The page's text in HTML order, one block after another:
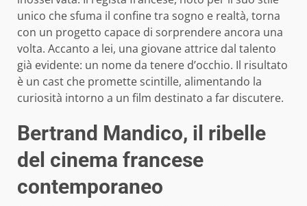
unico che sfuma il confine tra sogno e realtà, torna
con un progetto capace di sorprendere ancora una
volta. Accanto a lei, una giovane attrice dal talento
già evidente: un nome da tenere d’occhio. Il risultato
è un cast che promette scintille, alimentando la
curiosità intorno a un film destinato a far discutere.
Bertrand Mandico, il ribelle
del cinema francese
contemporaneo